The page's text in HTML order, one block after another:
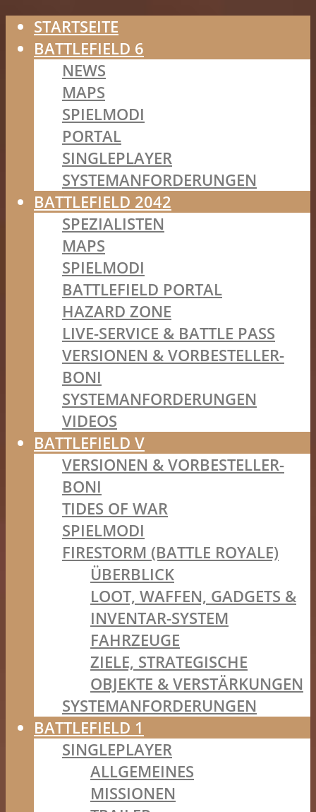
STARTSEITE
BATTLEFIELD 6
NEWS
MAPS
SPIELMODI
PORTAL
SINGLEPLAYER
SYSTEMANFORDERUNGEN
BATTLEFIELD 2042
SPEZIALISTEN
MAPS
SPIELMODI
BATTLEFIELD PORTAL
HAZARD ZONE
LIVE-SERVICE & BATTLE PASS
VERSIONEN & VORBESTELLER-
BONI
SYSTEMANFORDERUNGEN
VIDEOS
BATTLEFIELD V
VERSIONEN & VORBESTELLER-
BONI
TIDES OF WAR
SPIELMODI
FIRESTORM (BATTLE ROYALE)
ÜBERBLICK
LOOT, WAFFEN, GADGETS &
INVENTAR-SYSTEM
FAHRZEUGE
ZIELE, STRATEGISCHE
OBJEKTE & VERSTÄRKUNGEN
SYSTEMANFORDERUNGEN
BATTLEFIELD 1
SINGLEPLAYER
ALLGEMEINES
MISSIONEN